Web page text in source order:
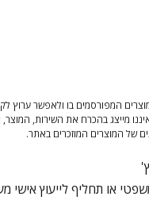
המפורסמים בו ולאפשר ערוץ
מייצג בהכרח את השירות,
של המוצרים המוזכרים באתר.
או תחליף לייעוץ אישי